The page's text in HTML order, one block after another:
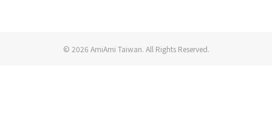
© 2026 AmiAmi Taiwan. All Rights Reserved.